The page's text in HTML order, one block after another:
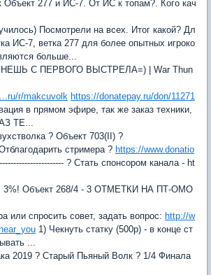
Объект 277 и ИС-7. От ИС к топам?. Кого кач
Посмотрели на всех. Итог какой? Дл
ИС-7, ветка 277 для более опытных игроко
больше...
С ПЕРВОГО ВЫСТРЕЛА=) | War Thun
r/makcuvolk https://donatepay.ru/don/11271
в прямом эфире, так же заказ техники,
ТЕ...
? Объект 703(II) ?
стримера ? https://www.donatio
? Стать спонсором канала - ht
Объект 268/4 - 3 ОТМЕТКИ НА ПТ-ОМО
или спросить совет, задать вопрос: http://w
1) Чекнуть статку (500р) - в конце ст
...
2019 ? Старый Пьяный Волк ? 1/4 Финала